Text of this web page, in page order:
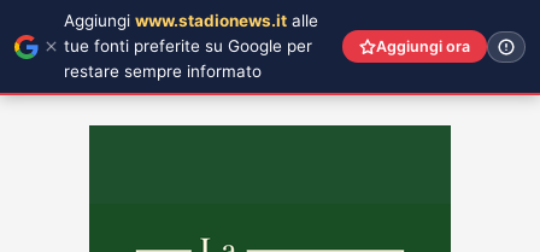
Aggiungi www.stadionews.it alle
tue fonti preferite su Google per
restare sempre informato
Aggiungi ora